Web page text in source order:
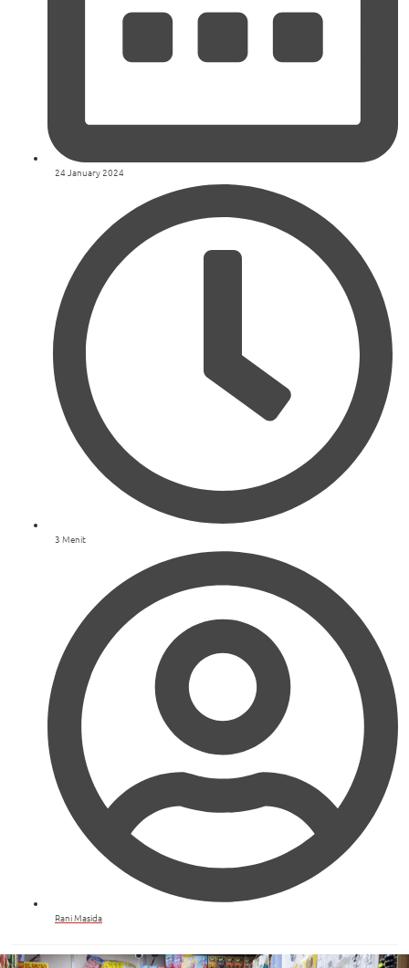
24 January 2024
3 Menit
Rani Masida